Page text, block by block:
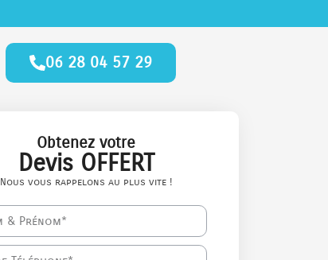
06 28 04 57 29
Obtenez votre
Devis OFFERT
Nous vous rappelons au plus vite !